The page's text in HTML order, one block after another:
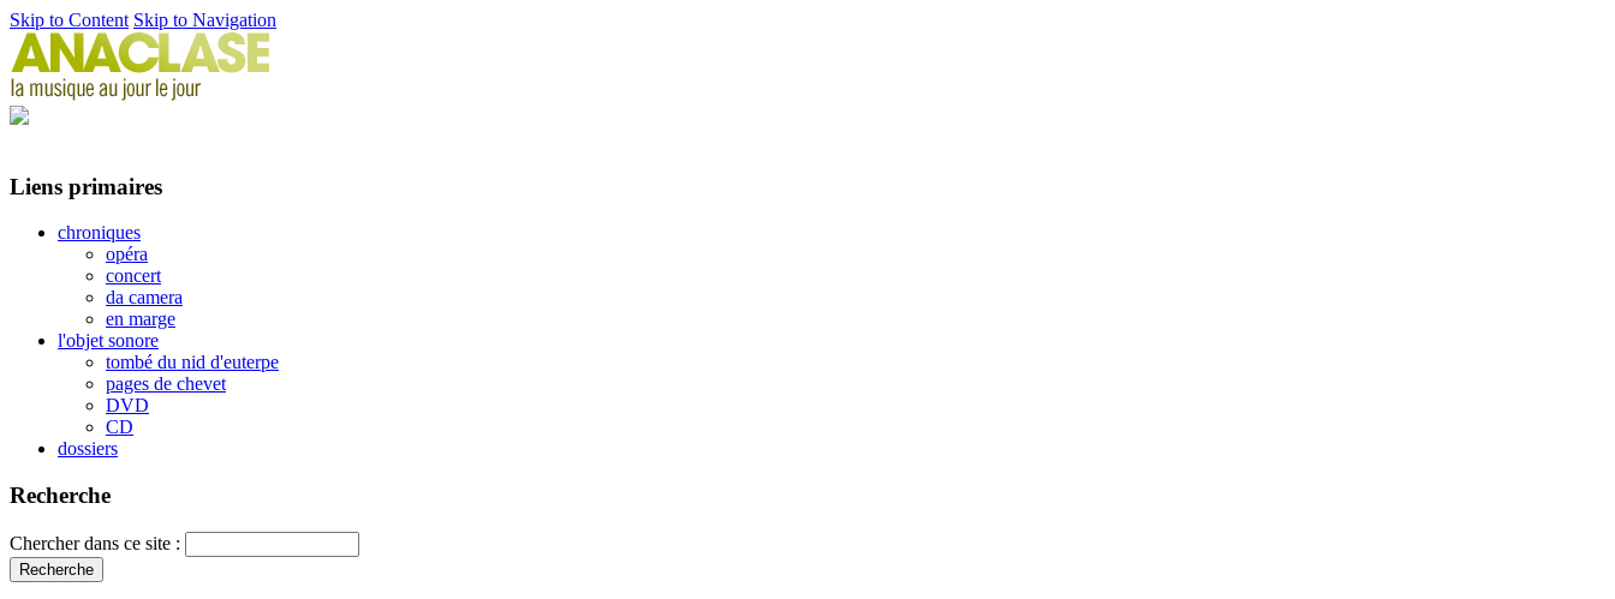
Skip to Content Skip to Navigation
Liens primaires
chroniques
opéra
concert
da camera
en marge
l'objet sonore
tombé du nid d'euterpe
pages de chevet
DVD
CD
dossiers
Recherche
Chercher dans ce site :